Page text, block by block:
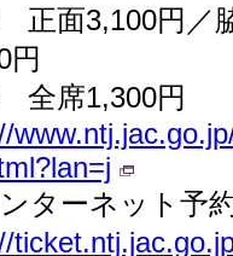
正面3,100円／
円
全席1,300円
ンターネット予